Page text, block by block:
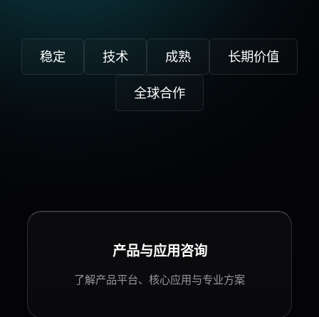
稳定 技术 成熟 长期价值
全球合作
产品与应用咨询
了解产品平台、核心应用与专业方案